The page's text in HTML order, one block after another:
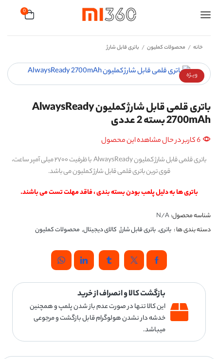
0
خانه / محصولات کملیون / باتری قابل شارژ
ویــژه
باتری قلمی قابل شارژ کملیون AlwaysReady
2700mAh بسته 2 عددی
6 کاربر در حال مشاهده این محصول
باتری قلمی قابل شارژ کملیون AlwaysReady با ظرفیت ۲۷۰۰ میلی آمپر ساعت،
قوی ترین باتری قلمی قابل شارژ کملیون می باشد.
باتری ها به دلیل پلمب بودن بسته بندی ، فاقد مهلت تست می باشند.
شناسه محصول:N/A
دسته بندی ها : باتری,باتری قابل شارژ, کالای دیجیتال, محصولات کملیون
بازگشت کالا و انصراف از خرید
این کالا تنها در صورت عدم باز شدن پلمپ و همچنین
خدشه دار نشدن هولوگرام قابل بازگشت و مرجوعی
میباشد.